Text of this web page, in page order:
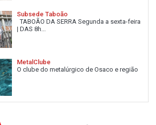
Subsede Taboão
TABOÃO DA SERRA Segunda a sexta-feira
| DAS 8h...
MetalClube
O clube do metalúrgico de Osaco e região